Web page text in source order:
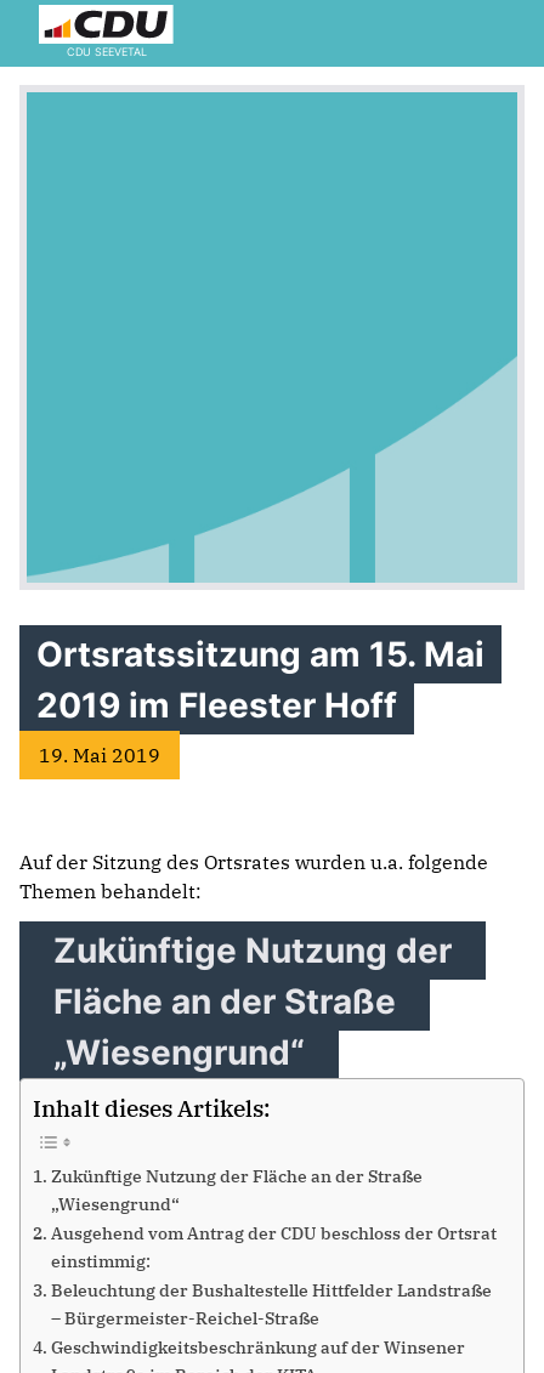
CDU SEEVETAL
Ortsratssitzung am 15. Mai
2019 im Fleester Hoff
19. Mai 2019
Auf der Sitzung des Ortsrates wurden u.a. folgende
Themen behandelt:
Zukünftige Nutzung der
Fläche an der Straße
„Wiesengrund“
Inhalt dieses Artikels:
Zukünftige Nutzung der Fläche an der Straße
„Wiesengrund“
Ausgehend vom Antrag der CDU beschloss der Ortsrat
einstimmig:
Beleuchtung der Bushaltestelle Hittfelder Landstraße
– Bürgermeister-Reichel-Straße
Geschwindigkeitsbeschränkung auf der Winsener